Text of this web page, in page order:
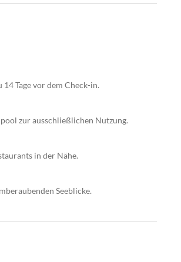
Tage vor dem Check-in.
zur ausschließlichen Nutzung.
in der Nähe.
Seeblicke.